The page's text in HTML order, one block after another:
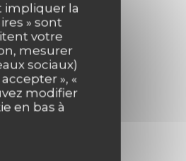
impliquer la
» sont
votre
mesurer
sociaux)
», «
modifier
en bas à